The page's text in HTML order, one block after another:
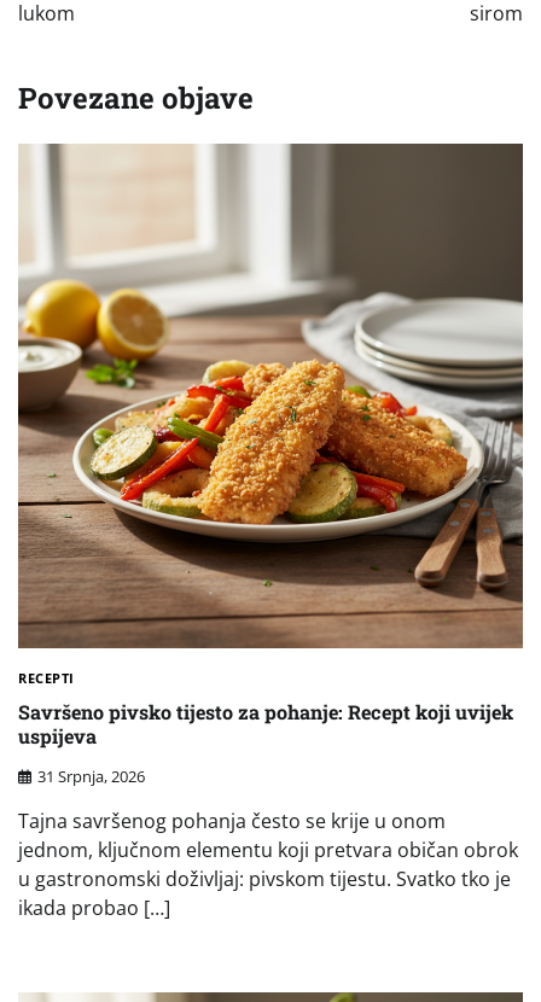
lukom sirom
Povezane objave
RECEPTI
Savršeno pivsko tijesto za pohanje: Recept koji uvijek
uspijeva
31 Srpnja, 2026
Tajna savršenog pohanja često se krije u onom
jednom, ključnom elementu koji pretvara običan obrok
u gastronomski doživljaj: pivskom tijestu. Svatko tko je
ikada probao […]